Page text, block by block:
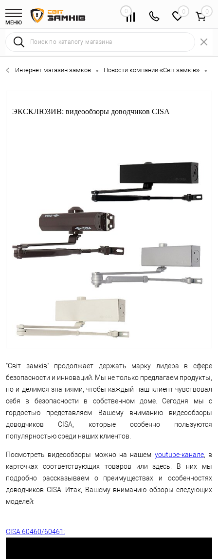
МЕНЮ
0 0
Интернет магазин замков • Новости компании «Світ замків» •
ЭКСКЛЮЗИВ: видеообзоры доводчиков CISA
"Світ замків" продолжает держать марку лидера в сфере
безопасности и инноваций. Мы не только предлагаем продукты,
но и делимся знаниями, чтобы каждый наш клиент чувствовал
себя в безопасности в собственном доме. Сегодня мы с
гордостью представляем Вашему вниманию видеообзоры
доводчиков CISA, которые особенно пользуются
популярностью среди наших клиентов.
Посмотреть видеообзоры можно на нашем youtube-канале, в
карточках соответствующих товаров или здесь. В них мы
подробно рассказываем о преимуществах и особенностях
доводчиков CISA. Итак, Вашему вниманию обзоры следующих
моделей:
CISA 60460/60461: